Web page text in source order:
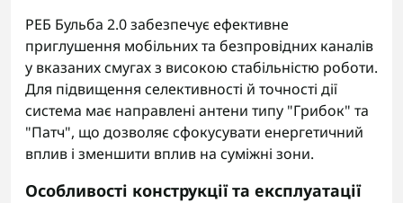
РЕБ Бульба 2.0 забезпечує ефективне
приглушення мобільних та безпровідних каналів
у вказаних смугах з високою стабільністю роботи.
Для підвищення селективності й точності дії
система має направлені антени типу "Грибок" та
"Патч", що дозволяє сфокусувати енергетичний
вплив і зменшити вплив на суміжні зони.
Особливості конструкції та експлуатації